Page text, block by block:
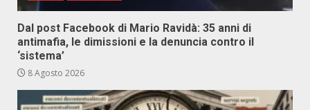
Dal post Facebook di Mario Ravidà: 35 anni di
antimafia, le dimissioni e la denuncia contro il
‘sistema’
8 Agosto 2026